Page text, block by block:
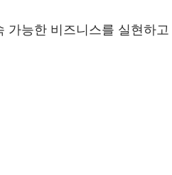
가능한 비즈니스를 실현하고